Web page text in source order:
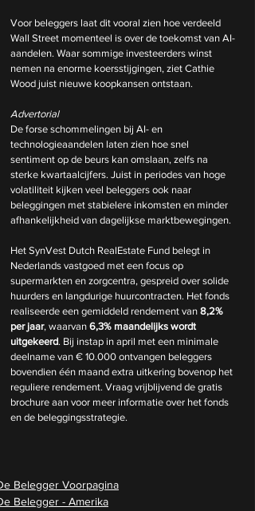
Voor beleggers laat dit vooral zien hoe verdeeld
Wall Street momenteel is over de toekomst van AI-
aandelen. Waar sommige investeerders winst
nemen na enorme koersstijgingen, ziet Cathie
Wood juist nieuwe koopkansen ontstaan.
Advertorial
De forse schommelingen bij AI- en
technologieaandelen laten zien hoe snel
sentiment op de beurs kan omslaan, zelfs na
sterke kwartaalcijfers. Juist in periodes van hoge
volatiliteit kijken veel beleggers ook naar
beleggingen met stabielere inkomsten en minder
afhankelijkheid van dagelijkse marktbewegingen.
Het SynVest Dutch RealEstate Fund belegt in
Nederlands vastgoed met een focus op
supermarkten en zorgcentra, gespreid over solide
huurders en langdurige huurcontracten. Het fonds
realiseerde een gemiddeld rendement van 8,2%
per jaar, waarvan 6,3% maandelijks wordt
uitgekeerd. Bij instap in april met een minimale
deelname van € 10.000 ontvangen beleggers
bovendien één maand extra uitkering bovenop het
reguliere rendement. Vraag vrijblijvend de gratis
brochure aan voor meer informatie over het fonds
en de beleggingsstrategie.
Belegger Voorpagina
Belegger - Amerika